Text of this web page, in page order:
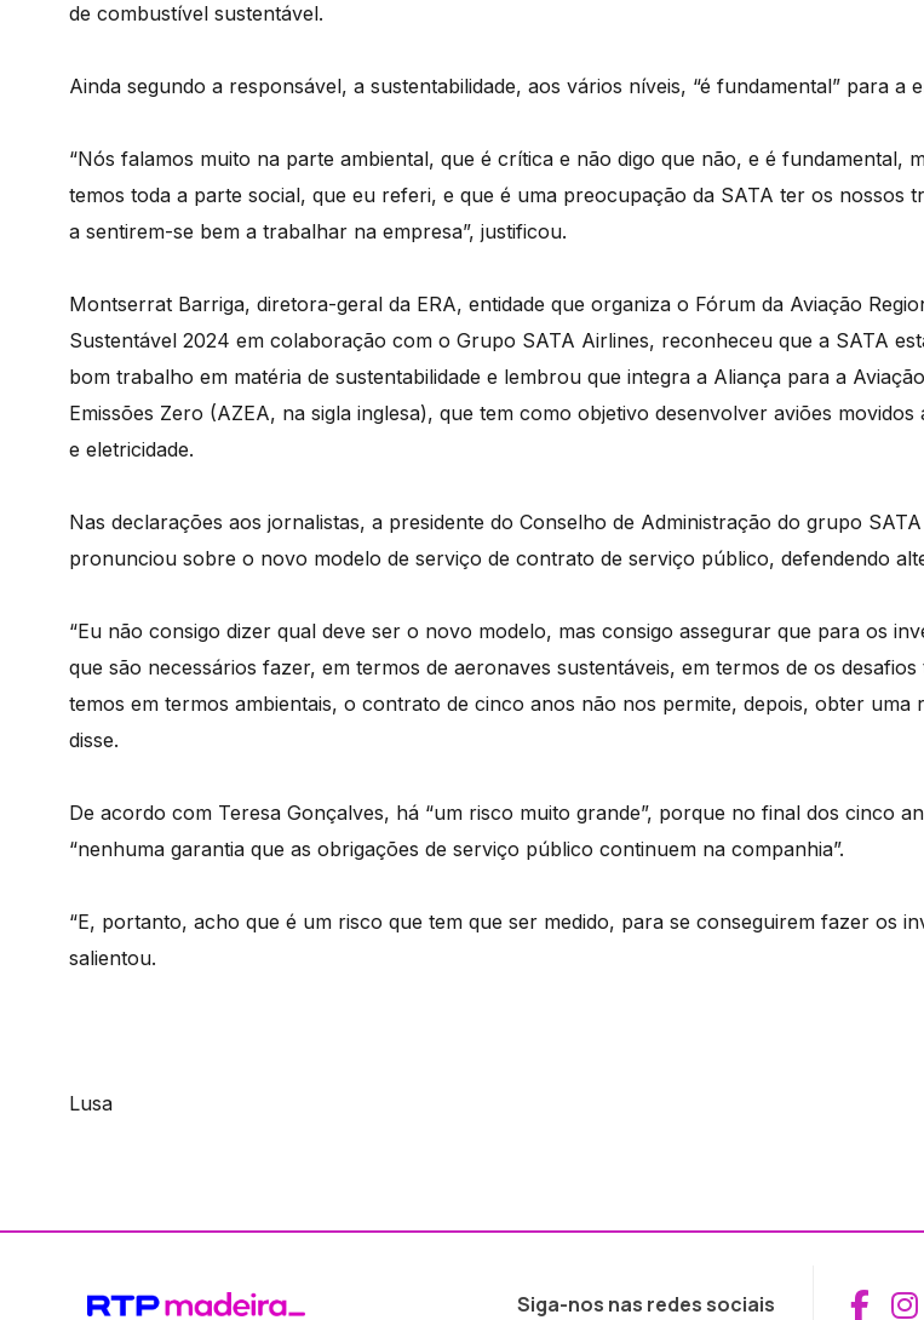
de combustível sustentável.
Ainda segundo a responsável, a sustentabilidade, aos vários níveis, “é fundamental” para a
“Nós falamos muito na parte ambiental, que é crítica e não digo que não, e é fundamental,
temos toda a parte social, que eu referi, e que é uma preocupação da SATA ter os nossos
a sentirem-se bem a trabalhar na empresa”, justificou.
Montserrat Barriga, diretora-geral da ERA, entidade que organiza o Fórum da Aviação
Sustentável 2024 em colaboração com o Grupo SATA Airlines, reconheceu que a SATA
bom trabalho em matéria de sustentabilidade e lembrou que integra a Aliança para a
Emissões Zero (AZEA, na sigla inglesa), que tem como objetivo desenvolver aviões movidos
e eletricidade.
Nas declarações aos jornalistas, a presidente do Conselho de Administração do grupo
pronunciou sobre o novo modelo de serviço de contrato de serviço público, defendendo
“Eu não consigo dizer qual deve ser o novo modelo, mas consigo assegurar que para os
que são necessários fazer, em termos de aeronaves sustentáveis, em termos de os desafios
temos em termos ambientais, o contrato de cinco anos não nos permite, depois, obter uma
disse.
De acordo com Teresa Gonçalves, há “um risco muito grande”, porque no final dos cinco
“nenhuma garantia que as obrigações de serviço público continuem na companhia”.
“E, portanto, acho que é um risco que tem que ser medido, para se conseguirem fazer os
salientou.
Lusa
Siga-nos nas redes sociais